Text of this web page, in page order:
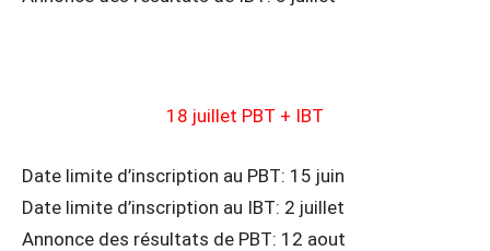
18 juillet PBT + IBT
Date limite d’inscription au PBT: 15 juin
Date limite d’inscription au IBT: 2 juillet
Annonce des résultats de PBT: 12 aout